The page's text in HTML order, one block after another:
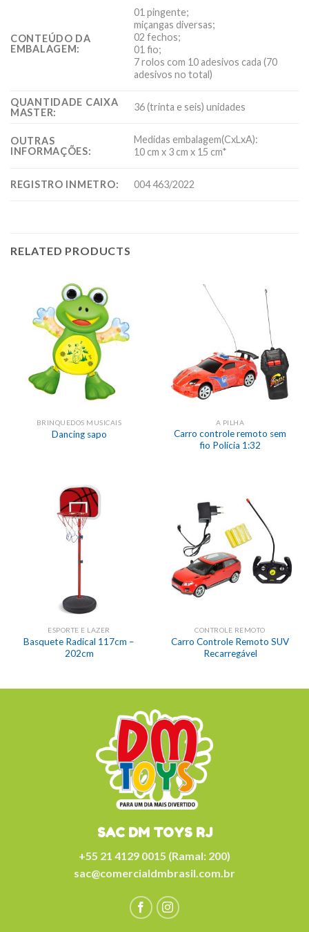
CONTEÚDO DA
EMBALAGEM:
01 pingente;
miçangas diversas;
02 fechos;
01 fio;
7 rolos com 10 adesivos cada (70
adesivos no total)
QUANTIDADE CAIXA
MASTER:
36 (trinta e seis) unidades
OUTRAS
INFORMAÇÕES:
Medidas embalagem(CxLxA):
10 cm x 3 cm x 15 cm*
REGISTRO INMETRO: 004 463/2022
RELATED PRODUCTS
BRINQUEDOS MUSICAIS
Dancing sapo
A PILHA
Carro controle remoto sem
fio Polícia 1:32
ESPORTE E LAZER
Basquete Radical 117cm –
202cm
CONTROLE REMOTO
Carro Controle Remoto SUV
Recarregável
SAC DM TOYS RJ
+55 21 4129 0015 (Ramal: 200)
sac@comercialdmbrasil.com.br